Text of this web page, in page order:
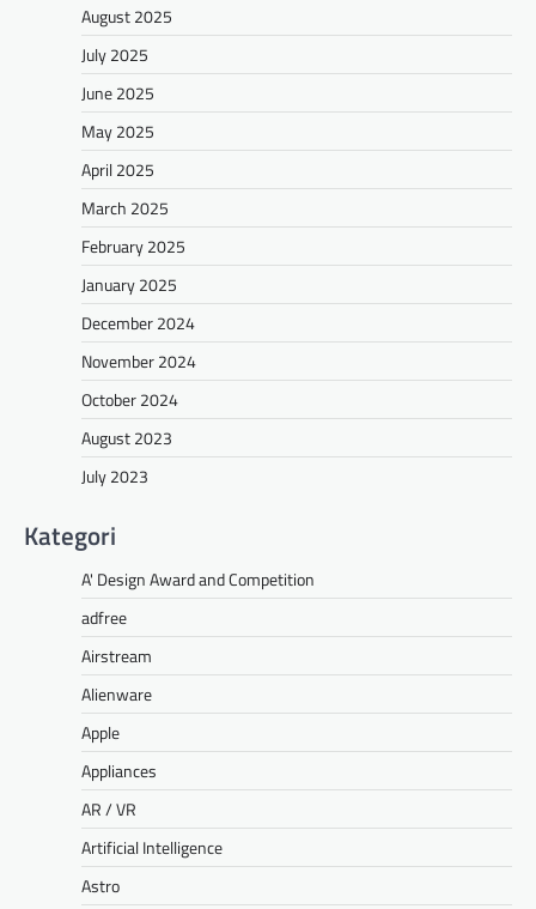
August 2025
July 2025
June 2025
May 2025
April 2025
March 2025
February 2025
January 2025
December 2024
November 2024
October 2024
August 2023
July 2023
Kategori
A' Design Award and Competition
adfree
Airstream
Alienware
Apple
Appliances
AR / VR
Artificial Intelligence
Astro